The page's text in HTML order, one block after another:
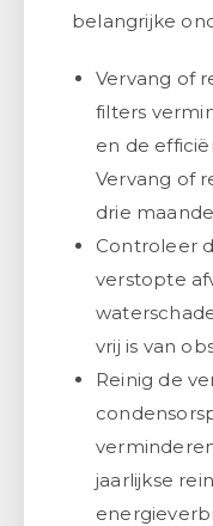
belangrijke
Vervang of
filters
en de
Vervang of
drie
Controleer
verstopte
vrij is van
Reinig de
jaarlijkse